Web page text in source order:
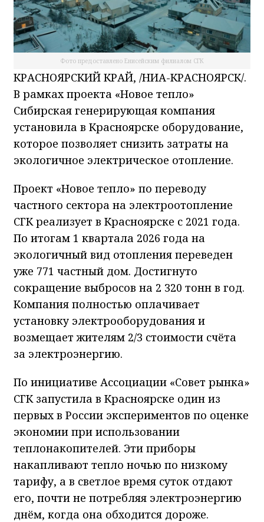
Фото предоставлено Енисейским филиалом СГК
КРАСНОЯРСКИЙ КРАЙ, /НИА-КРАСНОЯРСК/.
В рамках проекта «Новое тепло»
Сибирская генерирующая компания
установила в Красноярске оборудование,
которое позволяет снизить затраты на
экологичное электрическое отопление.
Проект «Новое тепло» по переводу
частного сектора на электроотопление
СГК реализует в Красноярске с 2021 года.
По итогам 1 квартала 2026 года на
экологичный вид отопления переведен
уже 771 частный дом. Достигнуто
сокращение выбросов на 2 320 тонн в год.
Компания полностью оплачивает
установку электрооборудования и
возмещает жителям 2/3 стоимости счёта
за электроэнергию.
По инициативе Ассоциации «Совет рынка»
СГК запустила в Красноярске один из
первых в России экспериментов по оценке
экономии при использовании
теплонакопителей. Эти приборы
накапливают тепло ночью по низкому
тарифу, а в светлое время суток отдают
его, почти не потребляя электроэнергию
днём, когда она обходится дороже.